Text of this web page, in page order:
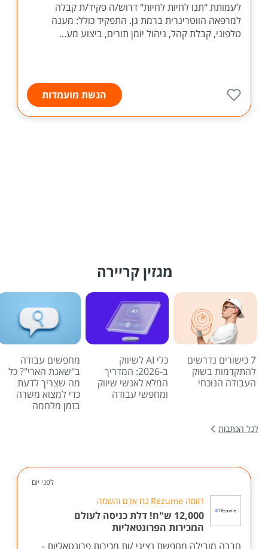
לעמותת "תנו לחיות לחיות" דרוש/ה פקיד/ת קבלה
למרפאה הווטרינרית ברמת גן. התפקיד כולל: מענה
טלפוני, קבלת קהל, ניהול יומן תורים, ביצוע מע...
הגשת מועמדות
מגזין קריירה
7 כישורים נדרשים
להתקדמות בשוק
העבודה הנוכחי
כלי AI לשיווק
ב-2026: המדריך
המלא לאנשי שיווק
ומחפשי עבודה
מחפשים עבודה
ב"שאגת הארי"? כל
מה שצריך לדעת
כדי למצוא משרה
בזמן מלחמה
לכל הכתבות
לפני יום
רזומה Rezume כח אדם והשמה
12,000 ש"ח! דלת כניסה לעולם
המכירות הפרונטאליות
חברה מובילה מחפשת נציגי /ות מכירות פרונטאליות -